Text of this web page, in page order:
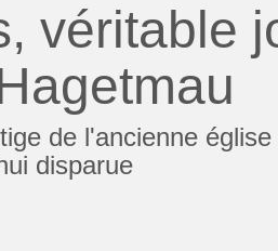
véritable
de l'ancienne
disparue